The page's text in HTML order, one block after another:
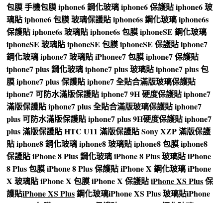
包膜手機包膜iphone6 鋼化玻璃iphone6 保護貼iphone6 玻
璃貼iphone6 包膜玻璃保護貼iphone6s 鋼化玻璃iphone6s
保護貼iphone6s 玻璃貼iphone6s 包膜iphoneSE 鋼化玻璃
iphoneSE 玻璃貼iphoneSE 包膜iphoneSE 保護貼iphone7
鋼化玻璃iphone7 玻璃貼iPhonee7 包膜iphone7 保護貼
iphone7 plus 鋼化玻璃iphone7 plus 玻璃貼iphone7 plus 包
膜iphone7 plus 保護貼iphone7 全貼合滿版玻璃保護貼
iphone7 可防水滿版保護貼iphone7 9H 硬度保護貼iphone7
滿版保護貼iphone7 plus 全貼合滿版玻璃保護貼iphone7
plus 可防水滿版保護貼iphone7 plus 9H硬度保護貼iphone7
plus 滿版保護貼HTC U11 滿版保護貼Sony XZP 滿版保護
貼iphone8 鋼化玻璃iphone8 玻璃貼iphone8 包膜iphone8
保護貼iPhone 8 Plus 鋼化玻璃iPhone 8 Plus 玻璃貼iPhone
8 Plus 包膜iPhone 8 Plus 保護貼iPhone X 鋼化玻璃iPhone
X 玻璃貼iPhone X 包膜iPhone X 保護貼iPhone XS Plus保
護貼iPhone XS Plus鋼化玻璃iPhone XS Plus 玻璃貼iPhone